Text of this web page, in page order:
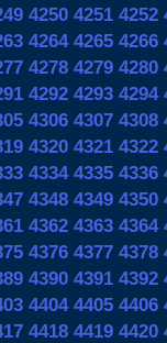
4250 4251 4252
4264 4265 4266
4278 4279 4280
4292 4293 4294
4306 4307 4308
4320 4321 4322
4334 4335 4336
4348 4349 4350
4362 4363 4364
4376 4377 4378
4390 4391 4392
4404 4405 4406
4418 4419 4420